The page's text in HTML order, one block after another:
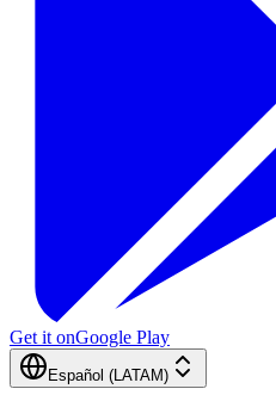
Get it onGoogle Play
Español (LATAM)